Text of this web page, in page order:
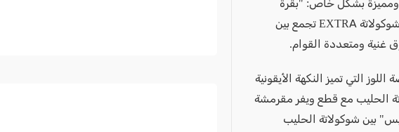
ومميزة بشكل خاص: "بقرة
تورتيت"، "بقرة ريفع لشيفع"، و"بقرة قهوة نميس". وهي ألواح شوكولاتة EXTRA تجمع بين
غنية ومتعددة القوام.
التي تميز النكهة الأيقونية
الحليب مع قطع ويفر مقرمشة
بين شوكولاتة الحليب